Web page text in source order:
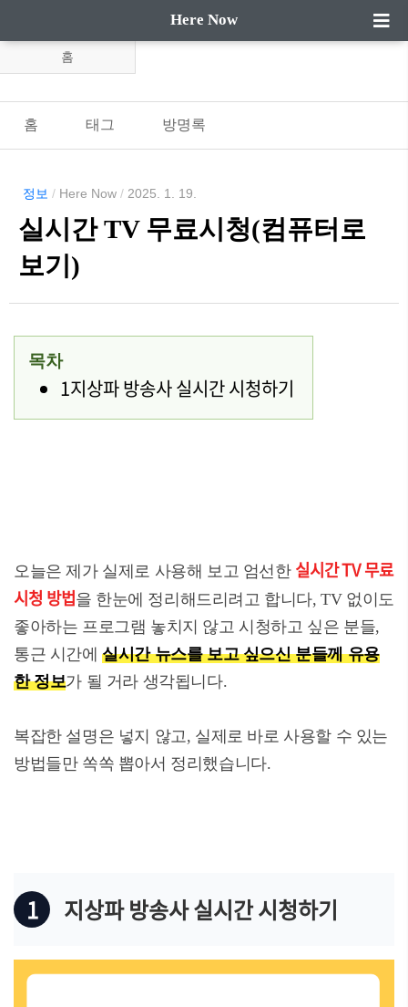
Here Now
홈
홈 태그 방명록
정보 / Here Now / 2025. 1. 19.
실시간 TV 무료시청(컴퓨터로
보기)
목차
1지상파 방송사 실시간 시청하기
오늘은 제가 실제로 사용해 보고 엄선한실시간TV무료
시청 방법을 한눈에 정리해드리려고 합니다, TV 없이도
좋아하는 프로그램 놓치지 않고 시청하고 싶은 분들,
통근 시간에실시간 뉴스를 보고 싶으신 분들께 유용
한 정보가 될 거라 생각됩니다.
복잡한 설명은 넣지 않고, 실제로 바로 사용할 수 있는
방법들만 쏙쏙 뽑아서 정리했습니다.
1 지상파 방송사 실시간 시청하기